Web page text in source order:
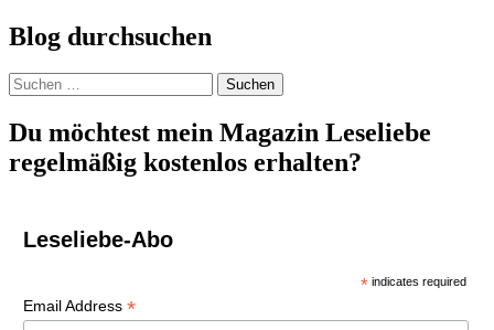
Blog durchsuchen
Suchen
nach:
Du möchtest mein Magazin Leseliebe
regelmäßig kostenlos erhalten?
Leseliebe-Abo
* indicates required
Email Address *